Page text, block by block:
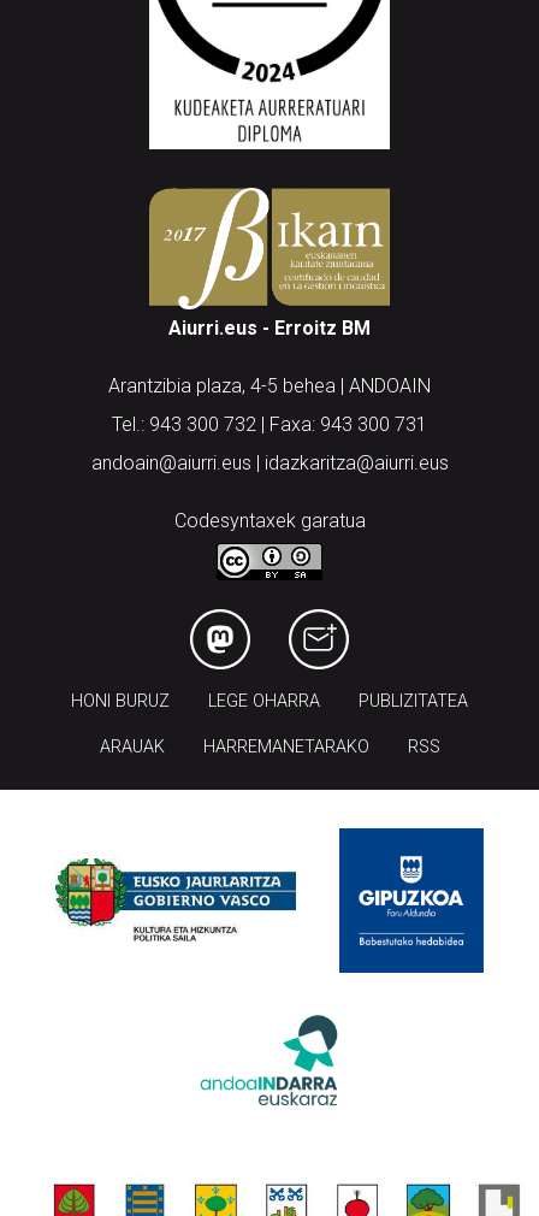
Aiurri.eus - Erroitz BM
Arantzibia plaza, 4-5 behea | ANDOAIN
Tel.: 943 300 732 | Faxa: 943 300 731
andoain@aiurri.eus | idazkaritza@aiurri.eus
Codesyntaxek garatua
HONI BURUZ LEGE OHARRA PUBLIZITATEA
ARAUAK HARREMANETARAKO RSS